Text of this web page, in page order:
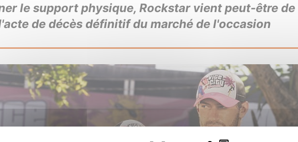
le support physique, Rockstar vient peut-être de
de décès définitif du marché de l'occasion